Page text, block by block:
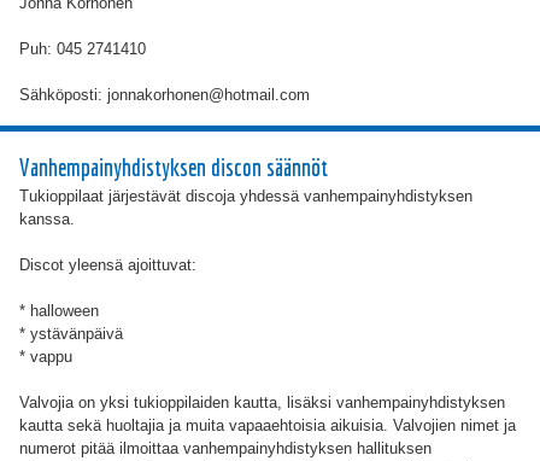
Puh: 045 2741410
Sähköposti: jonnakorhonen@hotmail.com
Vanhempainyhdistyksen discon säännöt
Tukioppilaat järjestävät discoja yhdessä vanhempainyhdistyksen
kanssa.
Discot yleensä ajoittuvat:
* halloween
* ystävänpäivä
* vappu
Valvojia on yksi tukioppilaiden kautta, lisäksi vanhempainyhdistyksen
kautta sekä huoltajia ja muita vapaaehtoisia aikuisia. Valvojien nimet ja
numerot pitää ilmoittaa vanhempainyhdistyksen hallituksen